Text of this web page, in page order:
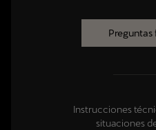
Preguntas
Instrucciones
situaciones